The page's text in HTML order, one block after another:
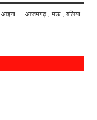
आइना ... आजमगढ़ , मऊ , बलिया